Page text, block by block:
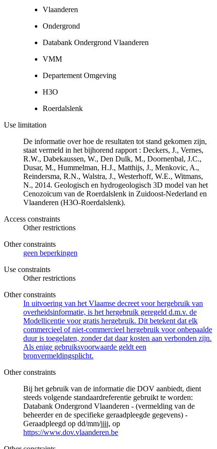
Vlaanderen
Ondergrond
Databank Ondergrond Vlaanderen
VMM
Departement Omgeving
H3O
Roerdalslenk
Use limitation
De informatie over hoe de resultaten tot stand gekomen zijn,
staat vermeld in het bijhorend rapport : Deckers, J., Vernes,
R.W., Dabekaussen, W., Den Dulk, M., Doornenbal, J.C.,
Dusar, M., Hummelman, H.J., Matthijs, J., Menkovic, A.,
Reindersma, R.N., Walstra, J., Westerhoff, W.E., Witmans,
N., 2014. Geologisch en hydrogeologisch 3D model van het
Cenozoïcum van de Roerdalslenk in Zuidoost-Nederland en
Vlaanderen (H3O-Roerdalslenk).
Access constraints
Other restrictions
Other constraints
geen beperkingen
Use constraints
Other restrictions
Other constraints
In uitvoering van het Vlaamse decreet voor hergebruik van
overheidsinformatie, is het hergebruik geregeld d.m.v. de
Modellicentie voor gratis hergebruik. Dit betekent dat elk
commercieel of niet-commercieel hergebruik voor onbepaalde
duur is toegelaten, zonder dat daar kosten aan verbonden zijn.
Als enige gebruiksvoorwaarde geldt een
bronvermeldingsplicht.
Other constraints
Bij het gebruik van de informatie die DOV aanbiedt, dient
steeds volgende standaardreferentie gebruikt te worden:
Databank Ondergrond Vlaanderen - (vermelding van de
beheerder en de specifieke geraadpleegde gegevens) -
Geraadpleegd op dd/mm/jjjj, op
https://www.dov.vlaanderen.be